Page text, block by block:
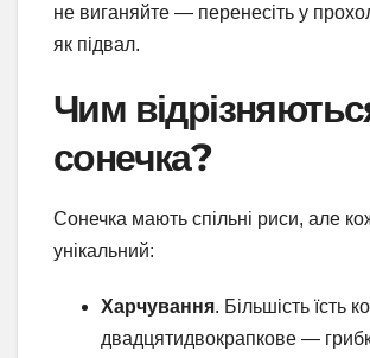
не виганяйте — перенесіть у
як підвал.
Чим
сонечка?
Сонечка мають спільні риси, але
унікальний:
Харчування. Більшість їсть
двадцятидвокрапкове —